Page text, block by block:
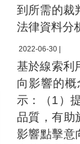
到所需的裁
法律資料分
2022-06-30 |
基於線索利
向影響的
示：（1）
品質，有助
影響點擊意